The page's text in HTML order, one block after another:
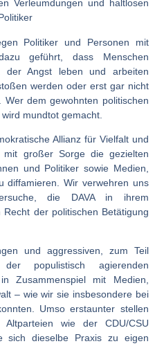
Verleumdungen und haltlosen
Politiker und Personen mit
geführt, dass Menschen
der Angst leben und arbeiten
werden oder erst gar nicht
Wer dem gewohnten politischen
mundtot gemacht.
Allianz für Vielfalt und
mit großer Sorge die gezielten
und Politiker sowie Medien,
diffamieren. Wir verwehren uns
die DAVA in ihrem
der politischen Betätigung
und aggressiven, zum Teil
der populistisch agierenden
Zusammenspiel mit Medien,
– wie wir sie insbesondere bei
Umso erstaunter stellen
wie der CDU/CSU
sich dieselbe Praxis zu eigen